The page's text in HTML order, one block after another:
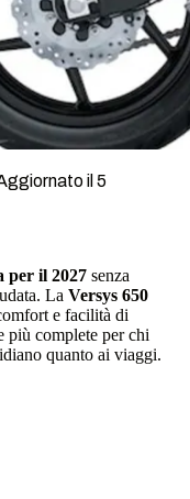
il 5
per il 2027 senza
La Versys 650
e facilità di
più complete per chi
quanto ai viaggi.